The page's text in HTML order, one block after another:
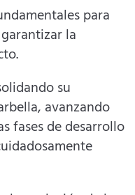
para
la
su
avanzando
fases de desarrollo